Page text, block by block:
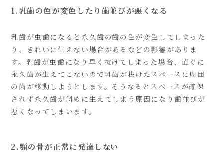
1.乳歯の色が変色したり歯並びが悪くなる
乳歯が虫歯になると永久歯の歯の色が変色してしまった
り、きれいに生えない場合があるなどの影響がありま
す。乳歯が虫歯になり早く抜けてしまった場合、直ぐに
永久歯が生えてこないので乳歯が抜けたスペースに周囲
の歯が移動しようとします。そうなるとスペースが確保
されず永久歯が斜めに生えてしまう原因になり歯並びが
悪くなってしまいます。
2.顎の骨が正常に発達しない